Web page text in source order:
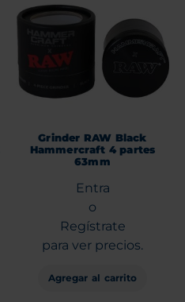
Grinder RAW Black
Hammercraft 4 partes
63mm
Entra
o
Regístrate
para ver precios.
Agregar al carrito